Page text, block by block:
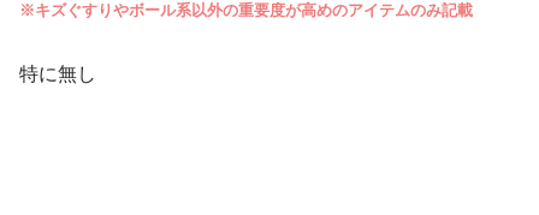
※キズぐすりやボール系以外の重要度が高めのアイテムのみ記載
特に無し